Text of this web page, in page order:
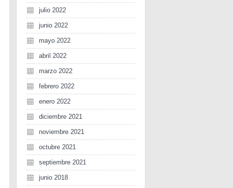
julio 2022
junio 2022
mayo 2022
abril 2022
marzo 2022
febrero 2022
enero 2022
diciembre 2021
noviembre 2021
octubre 2021
septiembre 2021
junio 2018